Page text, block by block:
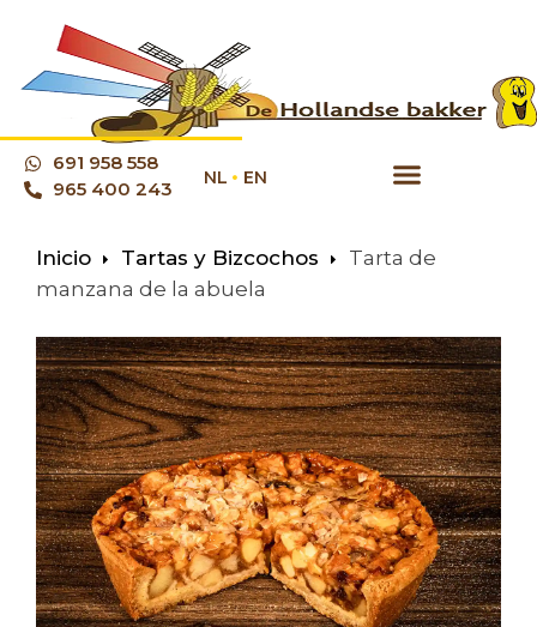
NL EN
691 958 558
965 400 243
Inicio Tartas y Bizcochos
Tarta de
manzana de la abuela